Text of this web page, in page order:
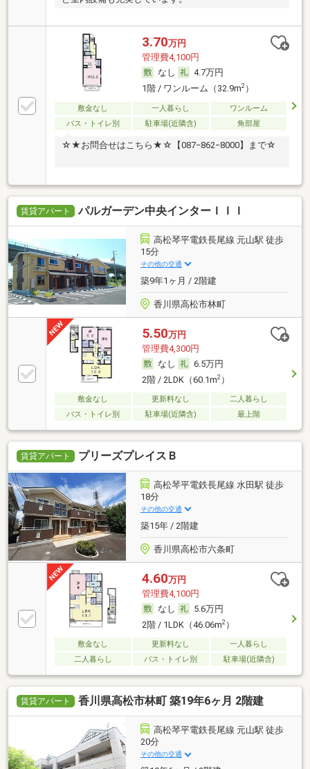
3.70万円
管理費4,100円
なし
4.7万円
1階 / ワンルーム（32.9m2）
敷金なし 一人暮らし
ワンルーム
バス・トイレ別
駐車場(近隣含) 角部屋
☆★お問合せはこちら★☆【087−862−8000】まで☆
賃貸アパート パルガーデン中央インターＩＩＩ
高松琴平電鉄長尾線 元山駅 徒歩
15分
その他の交通
築9年1ヶ月 / 2階建
香川県高松市林町
5.50万円
管理費4,300円
なし
6.5万円
2階 / 2LDK（60.1m2）
敷金なし 更新料なし
二人暮らし
バス・トイレ別
駐車場(近隣含) 最上階
賃貸アパート プリーズプレイスＢ
高松琴平電鉄長尾線 水田駅 徒歩
18分
その他の交通
築15年 / 2階建
香川県高松市六条町
4.60万円
管理費4,100円
なし
5.6万円
2階 / 1LDK（46.06m2）
敷金なし 更新料なし
一人暮らし
二人暮らし
バス・トイレ別 駐車場(近隣含)
賃貸アパート 香川県高松市林町 築19年6ヶ月 2階建
高松琴平電鉄長尾線 元山駅 徒歩
20分
その他の交通